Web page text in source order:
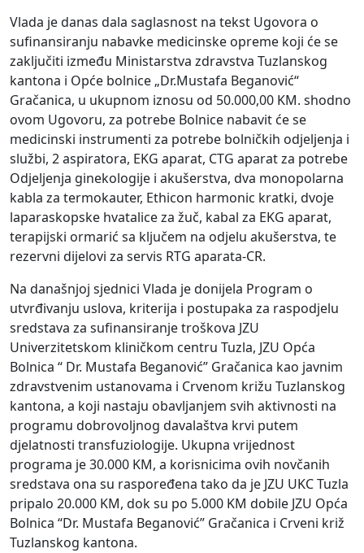
Vlada je danas dala saglasnost na tekst Ugovora o
sufinansiranju nabavke medicinske opreme koji će se
zaključiti između Ministarstva zdravstva Tuzlanskog
kantona i Opće bolnice „Dr.Mustafa Beganović“
Gračanica, u ukupnom iznosu od 50.000,00 KM. shodno
ovom Ugovoru, za potrebe Bolnice nabavit će se
medicinski instrumenti za potrebe bolničkih odjeljenja i
službi, 2 aspiratora, EKG aparat, CTG aparat za potrebe
Odjeljenja ginekologije i akušerstva, dva monopolarna
kabla za termokauter, Ethicon harmonic kratki, dvoje
laparaskopske hvatalice za žuč, kabal za EKG aparat,
terapijski ormarić sa ključem na odjelu akušerstva, te
rezervni dijelovi za servis RTG aparata-CR.
Na današnjoj sjednici Vlada je donijela Program o
utvrđivanju uslova, kriterija i postupaka za raspodjelu
sredstava za sufinansiranje troškova JZU
Univerzitetskom kliničkom centru Tuzla, JZU Opća
Bolnica “ Dr. Mustafa Beganović” Gračanica kao javnim
zdravstvenim ustanovama i Crvenom križu Tuzlanskog
kantona, a koji nastaju obavljanjem svih aktivnosti na
programu dobrovoljnog davalaštva krvi putem
djelatnosti transfuziologije. Ukupna vrijednost
programa je 30.000 KM, a korisnicima ovih novčanih
sredstava ona su raspoređena tako da je JZU UKC Tuzla
pripalo 20.000 KM, dok su po 5.000 KM dobile JZU Opća
Bolnica “Dr. Mustafa Beganović” Gračanica i Crveni križ
Tuzlanskog kantona.